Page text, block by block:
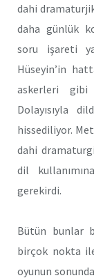
dahi
daha günlük
soru işareti
Hüseyin’in
askerleri gibi
Dolayısıyla
hissediliyor.
dahi dramaturgi
dil
gerekirdi.
Bütün bunlar
birçok nokta
oyunun